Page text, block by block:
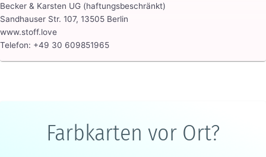
Becker & Karsten UG (haftungsbeschränkt)
Sandhauser Str. 107, 13505 Berlin
www.stoff.love
Telefon: +49 30 609851965
Farbkarten vor Ort?